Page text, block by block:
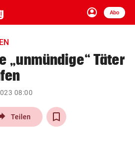
account_circle
Anmelden
Abo
close Schließen
arrow_right
„unmündige“ Täter
08:00
Teilen